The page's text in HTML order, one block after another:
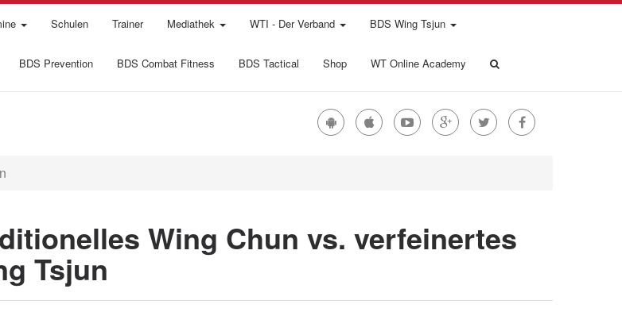
Schulen Trainer Mediathek WTI - Der Verband BDS Wing Tsjun
BDS Prevention BDS Combat Fitness BDS Tactical Shop WT Online Academy
Wing Chun vs. verfeinertes
Tsjun